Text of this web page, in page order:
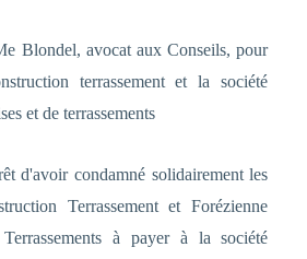
Blondel, avocat aux Conseils, pour
terrassement et la société
et de terrassements
d'avoir condamné solidairement les
Terrassement et Forézienne
à payer à la société